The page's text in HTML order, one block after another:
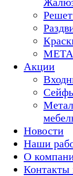
Акции
Новости
Наши
О
Контакты